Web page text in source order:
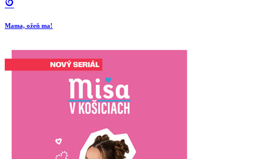
Mama, ožeň ma!